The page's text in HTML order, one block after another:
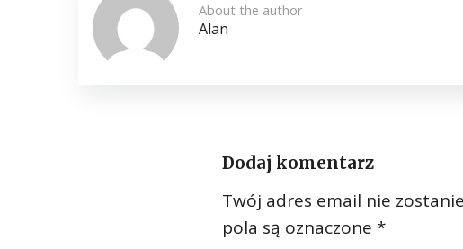
About the author
Alan
Dodaj komentarz
Twój adres email nie
pola są oznaczone *